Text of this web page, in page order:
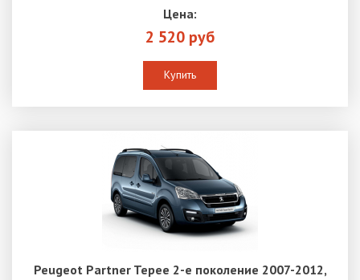
Цена:
2 520 руб
Купить
Peugeot Partner Tepee 2-е поколение 2007-2012,